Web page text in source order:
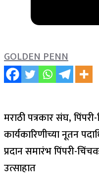
GOLDEN PENN
मराठी पत्रकार संघ,
कार्यकारिणीच्या नूतन
प्रदान समारंभ पिंपरी-
उत्साहात